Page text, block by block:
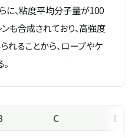
に、粘度平均分子量が100
ンも合成されており、高強度
ることから、ロープやケ
C D